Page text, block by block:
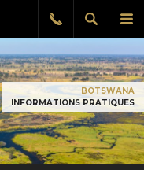
le
Afficher
la
Rappel
gratuit
BOTSWANA
INFORMATIONS PRATIQUES